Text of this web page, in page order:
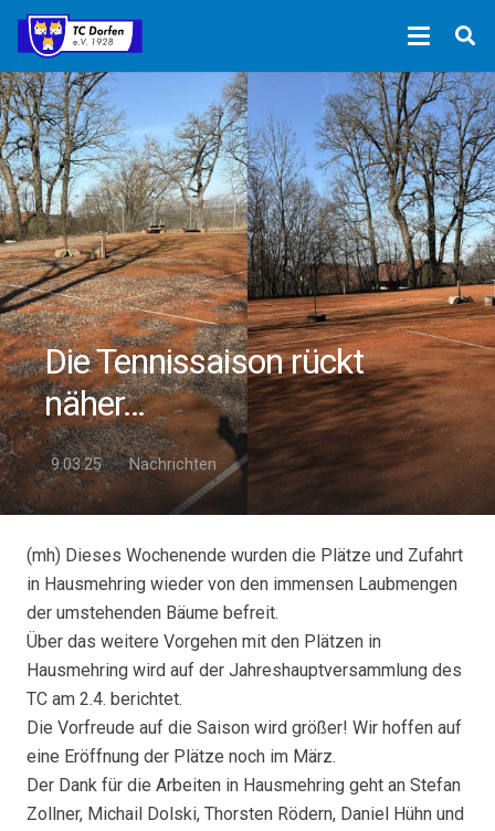
Die Tennissaison rückt
näher…
9.03.25 Nachrichten
(mh) Dieses Wochenende wurden die Plätze und Zufahrt
in Hausmehring wieder von den immensen Laubmengen
der umstehenden Bäume befreit.
Über das weitere Vorgehen mit den Plätzen in
Hausmehring wird auf der Jahreshauptversammlung des
TC am 2.4. berichtet.
Die Vorfreude auf die Saison wird größer! Wir hoffen auf
eine Eröffnung der Plätze noch im März.
Der Dank für die Arbeiten in Hausmehring geht an Stefan
Zollner, Michail Dolski, Thorsten Rödern, Daniel Hühn und